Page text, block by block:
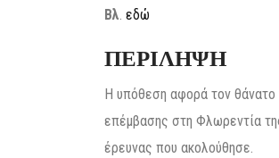
Βλ. εδώ
ΠΕΡΙΛΗΨΗ
Η υπόθεση αφορά τον θάνατο
επέμβασης στη Φλωρεντία
έρευνας που ακολούθησε.